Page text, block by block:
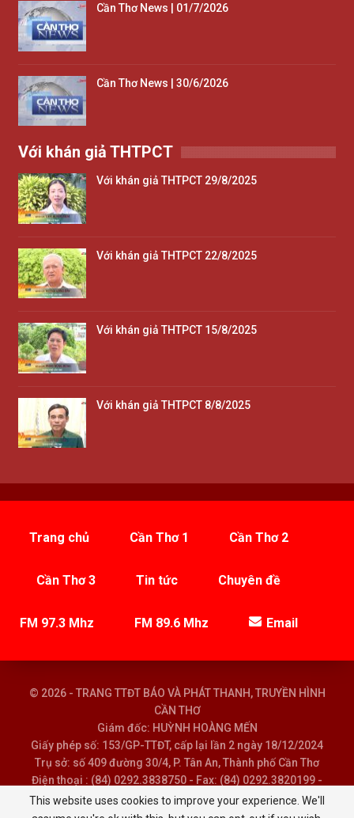
Cần Thơ News | 01/7/2026
Cần Thơ News | 30/6/2026
Với khán giả THTPCT
Với khán giả THTPCT 29/8/2025
Với khán giả THTPCT 22/8/2025
Với khán giả THTPCT 15/8/2025
Với khán giả THTPCT 8/8/2025
Trang chủ Cần Thơ 1 Cần Thơ 2
Cần Thơ 3 Tin tức Chuyên đề
FM 97.3 Mhz FM 89.6 Mhz Email
© 2026 - TRANG TTĐT BÁO VÀ PHÁT THANH, TRUYỀN HÌNH
CẦN THƠ
Giám đốc: HUỲNH HOÀNG MẾN
Giấy phép số: 153/GP-TTĐT, cấp lại lần 2 ngày 18/12/2024
Trụ sở: số 409 đường 30/4, P. Tân An, Thành phố Cần Thơ
Điện thoại : (84) 0292.3838750 - Fax: (84) 0292.3820199 -
Email : baoptth@cantho.gov.vn
This website uses cookies to improve your experience. We'll